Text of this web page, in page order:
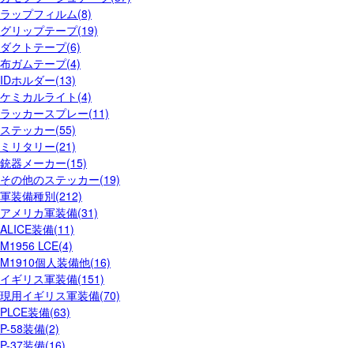
ラップフィルム(8)
グリップテープ(19)
ダクトテープ(6)
布ガムテープ(4)
IDホルダー(13)
ケミカルライト(4)
ラッカースプレー(11)
ステッカー(55)
ミリタリー(21)
銃器メーカー(15)
その他のステッカー(19)
軍装備種別(212)
アメリカ軍装備(31)
ALICE装備(11)
M1956 LCE(4)
M1910個人装備他(16)
イギリス軍装備(151)
現用イギリス軍装備(70)
PLCE装備(63)
P-58装備(2)
P-37装備(16)